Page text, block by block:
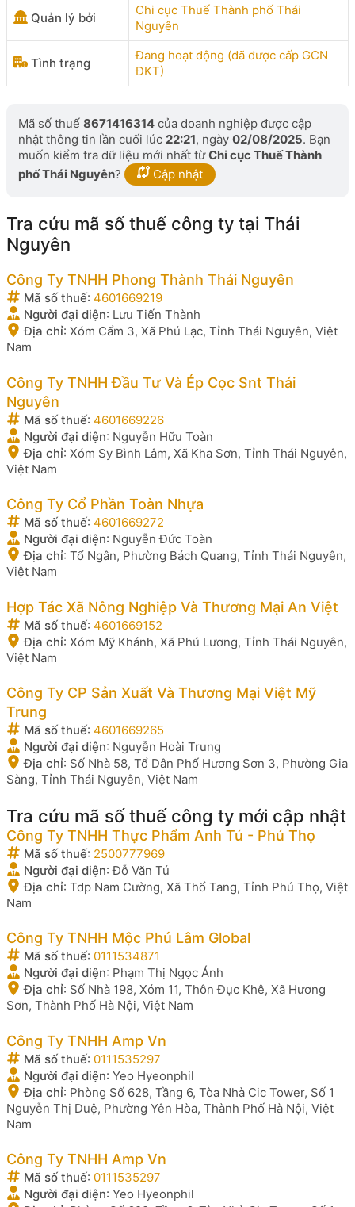
Quản lý bởi
Chi cục Thuế Thành phố Thái
Nguyên
Tình trạng
Đang hoạt động (đã được cấp GCN
ĐKT)
Mã số thuế 8671416314 của doanh nghiệp được cập
nhật thông tin lần cuối lúc 22:21, ngày 02/08/2025. Bạn
muốn kiểm tra dữ liệu mới nhất từChi cục Thuế Thành
phố Thái Nguyên? Cập nhật
Tra cứu mã số thuế công ty tại Thái
Nguyên
Công Ty TNHH Phong Thành Thái Nguyên
Mã số thuế: 4601669219
Người đại diện: Lưu Tiến Thành
Địa chỉ: Xóm Cẩm 3, Xã Phú Lạc, Tỉnh Thái Nguyên, Việt
Nam
Công Ty TNHH Đầu Tư Và Ép Cọc Snt Thái
Nguyên
Mã số thuế: 4601669226
Người đại diện: Nguyễn Hữu Toàn
Địa chỉ: Xóm Sy Bình Lâm, Xã Kha Sơn, Tỉnh Thái Nguyên,
Việt Nam
Công Ty Cổ Phần Toàn Nhựa
Mã số thuế: 4601669272
Người đại diện: Nguyễn Đức Toàn
Địa chỉ: Tổ Ngân, Phường Bách Quang, Tỉnh Thái Nguyên,
Việt Nam
Hợp Tác Xã Nông Nghiệp Và Thương Mại An Việt
Mã số thuế: 4601669152
Địa chỉ: Xóm Mỹ Khánh, Xã Phú Lương, Tỉnh Thái Nguyên,
Việt Nam
Công Ty CP Sản Xuất Và Thương Mại Việt Mỹ
Trung
Mã số thuế: 4601669265
Người đại diện: Nguyễn Hoài Trung
Địa chỉ: Số Nhà 58, Tổ Dân Phố Hương Sơn 3, Phường Gia
Sàng, Tỉnh Thái Nguyên, Việt Nam
Tra cứu mã số thuế công ty mới cập nhật
Công Ty TNHH Thực Phẩm Anh Tú - Phú Thọ
Mã số thuế: 2500777969
Người đại diện:Đỗ Văn Tú
Địa chỉ: Tdp Nam Cường, Xã Thổ Tang, Tỉnh Phú Thọ, Việt
Nam
Công Ty TNHH Mộc Phú Lâm Global
Mã số thuế: 0111534871
Người đại diện: Phạm Thị Ngọc Ánh
Địa chỉ: Số Nhà 198, Xóm 11, Thôn Đục Khê, Xã Hương
Sơn, Thành Phố Hà Nội, Việt Nam
Công Ty TNHH Amp Vn
Mã số thuế: 0111535297
Người đại diện: Yeo Hyeonphil
Địa chỉ: Phòng Số 628, Tầng 6, Tòa Nhà Cic Tower, Số 1
Nguyễn Thị Duệ, Phường Yên Hòa, Thành Phố Hà Nội, Việt
Nam
Công Ty TNHH Amp Vn
Mã số thuế: 0111535297
Người đại diện: Yeo Hyeonphil